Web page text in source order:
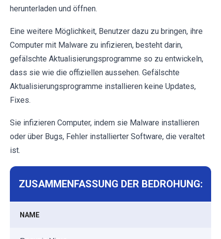
herunterladen und öffnen.
Eine weitere Möglichkeit, Benutzer dazu zu bringen, ihre
Computer mit Malware zu infizieren, besteht darin,
gefälschte Aktualisierungsprogramme so zu entwickeln,
dass sie wie die offiziellen aussehen. Gefälschte
Aktualisierungsprogramme installieren keine Updates,
Fixes.
Sie infizieren Computer, indem sie Malware installieren
oder über Bugs, Fehler installierter Software, die veraltet
ist.
ZUSAMMENFASSUNG DER BEDROHUNG:
NAME